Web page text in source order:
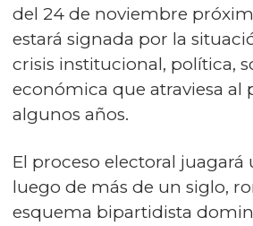
del 24 de noviembre
estará signada por la
crisis institucional, política,
económica que atraviesa al
algunos años.
El proceso electoral juagará
luego de más de un siglo,
esquema bipartidista